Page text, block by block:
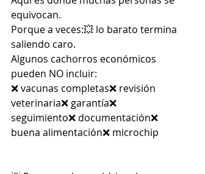
equivocan.
Porque a veces:💥 lo barato termina
saliendo caro.
Algunos cachorros económicos
pueden NO incluir:
❌ vacunas completas❌ revisión
veterinaria❌ garantía❌
seguimiento❌ documentación❌
buena alimentación❌ microchip